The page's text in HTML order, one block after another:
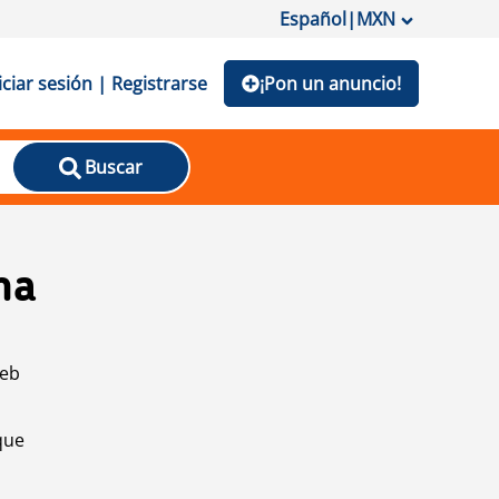
Español|MXN
sesión | Registrarse ¡Pon un anuncio!
Buscar